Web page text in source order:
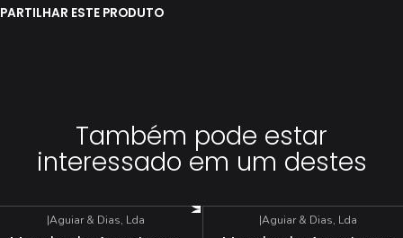
PARTILHAR ESTE PRODUTO
Também pode estar
interessado em um destes
DESCONTO
|Aguiar & Dias, Lda
DESCONTO
|Aguiar & Dias, Lda